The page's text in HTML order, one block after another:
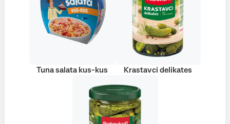
Tuna salata kus-kus Krastavci delikates